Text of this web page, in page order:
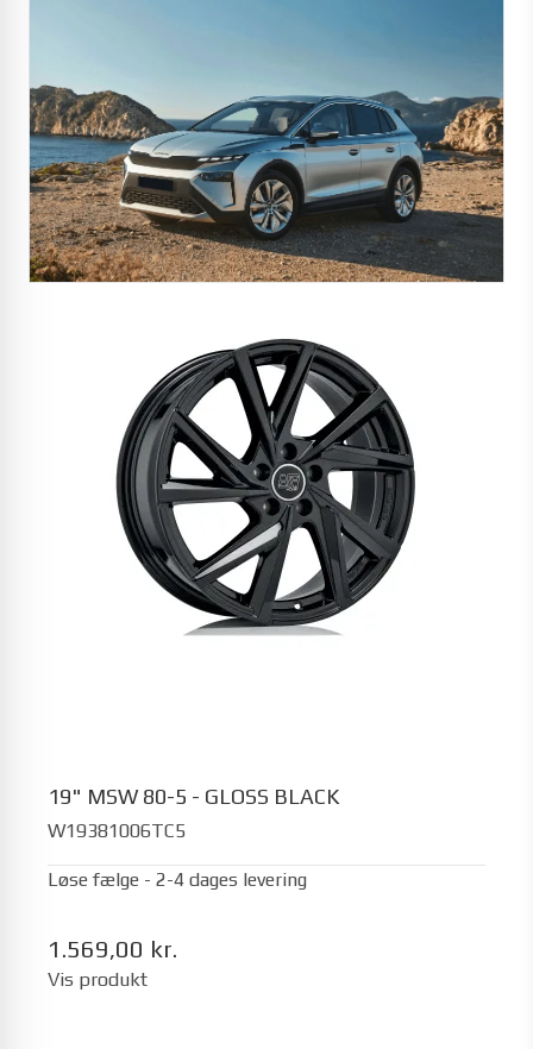
19" MSW 80-5 - GLOSS BLACK
W19381006TC5
Løse fælge - 2-4 dages levering
1.569,00 kr.
Vis produkt